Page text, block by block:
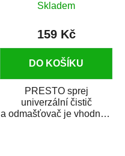
Skladem
159 Kč
DO KOŠÍKU
PRESTO sprej
univerzální čistič
a odmašťovač je vhodný k